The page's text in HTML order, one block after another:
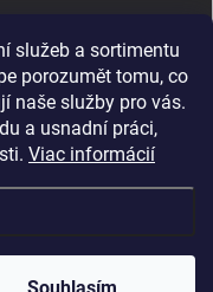
služeb a sortimentu
porozumět tomu, co
naše služby pro vás.
a usnadní práci,
Viac informácií
Upravit nastavení